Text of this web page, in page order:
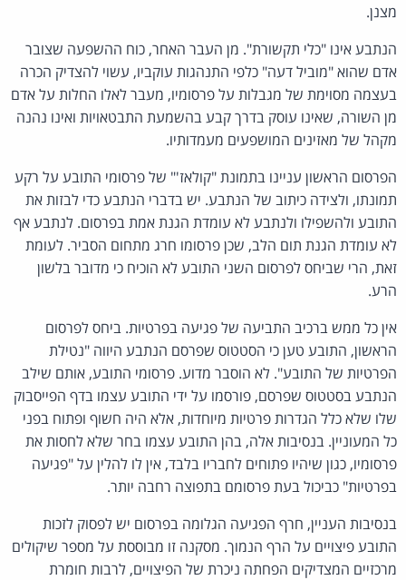
מצנן.
הנתבע אינו "כלי תקשורת". מן העבר האחר, כוח ההשפעה שצובר
אדם שהוא "מוביל דעה" כלפי התנהגות עוקביו, עשוי להצדיק הכרה
בעצמה מסוימת של מגבלות על פרסומיו, מעבר לאלו החלות על אדם
מן השורה, שאינו עוסק בדרך קבע בהשמעת התבטאויות ואינו נהנה
מקהל של מאזינים המושפעים מעמדותיו.
הפרסום הראשון עניינו בתמונת "קולאז'" של פרסומי התובע על רקע
תמונתו, ולצידה כיתוב של הנתבע. יש בדברי הנתבע כדי לבזות את
התובע ולהשפילו ולנתבע לא עומדת הגנת אמת בפרסום. לנתבע אף
לא עומדת הגנת תום הלב, שכן פרסומו חרג מתחום הסביר. לעומת
זאת, הרי שביחס לפרסום השני התובע לא הוכיח כי מדובר בלשון
הרע.
אין כל ממש ברכיב התביעה של פגיעה בפרטיות. ביחס לפרסום
הראשון, התובע טען כי הסטטוס שפרסם הנתבע היווה "נטילת
הפרטיות של התובע". לא הוסבר מדוע. פרסומי התובע, אותם שילב
הנתבע בסטטוס שפרסם, פורסמו על ידי התובע עצמו בדף הפייסבוק
שלו שלא כלל הגדרות פרטיות מיוחדות, אלא היה חשוף ופתוח בפני
כל המעוניין. בנסיבות אלה, בהן התובע עצמו בחר שלא לחסות את
פרסומיו, כגון שיהיו פתוחים לחבריו בלבד, אין לו להלין על "פגיעה
בפרטיות" כביכול בעת פרסומם בתפוצה רחבה יותר.
בנסיבות העניין, חרף הפגיעה הגלומה בפרסום יש לפסוק לזכות
התובע פיצויים על הרף הנמוך. מסקנה זו מבוססת על מספר שיקולים
מרכזיים המצדיקים הפחתה ניכרת של הפיצויים, לרבות חומרת